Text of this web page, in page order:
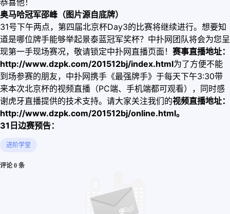
恭喜他！
奥马哈冠军邵峰（图片源自底牌）
31号下午两点，第四届北京杯Day3的比赛将继续进行。想要知
道是哪位牌手能够举起景泰蓝冠军奖杯？中扑网团队将会为您呈
现第一手现场赛况，敬请锁定中扑网直播页面！ 赛事直播地址：
http://www.dzpk.com/201512bj/index.html为了方便不能
到场参赛的朋友，中扑网携手《最强牌手》于每天下午3:30带
来本次北京杯的视频直播（PC端、手机端都可观看），同时感
谢虎牙直播提供的技术支持。请大家关注我们的视频直播地址：
http://www.dzpk.com/201512bj/online.html。
31日边赛预告：
进阶学堂
评论 0 条